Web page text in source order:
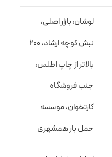
لوشان، بازار اصلی،
نبش کوچه ارشاد، 200
بالاتر از چاپ اطلس،
جنب فروشگاه
کارتخوان، موسسه
حمل بار همشهری